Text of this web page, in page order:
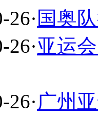
26· 国奥
26·亚运
26·广州